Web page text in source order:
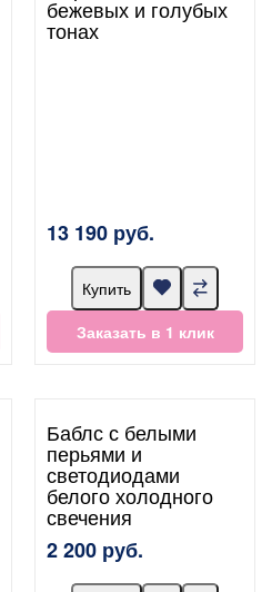
бежевых и голубых
тонах
13 190 руб.
Купить
Заказать в 1 клик
Баблс с белыми
перьями и
светодиодами
белого холодного
свечения
2 200 руб.